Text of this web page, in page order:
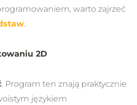
warto zajrzeć
.
2D
. Program ten znają praktycznie
językiem